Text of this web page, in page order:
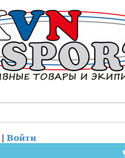
| Войти